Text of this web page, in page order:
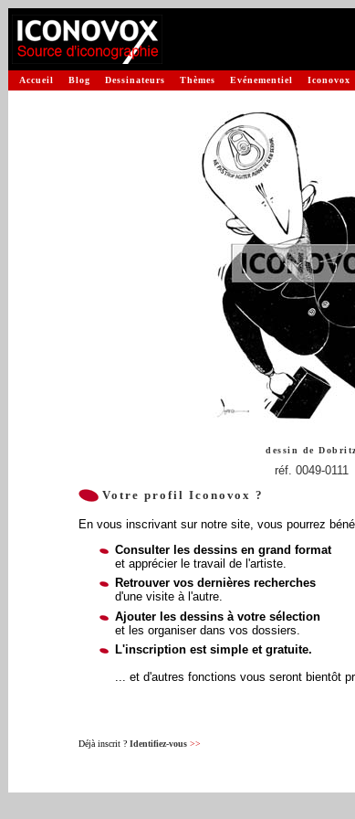
Accueil Blog Dessinateurs Thèmes Evénementiel Iconovox
dessin de
réf. 0049-0111
Votre profil Iconovox ?
En vous inscrivant sur notre site, vous pourrez
Consulter les dessins en grand format
et apprécier le travail de l'artiste.
Retrouver vos dernières recherches
d'une visite à l'autre.
Ajouter les dessins à votre sélection
et les organiser dans vos dossiers.
L'inscription est simple et gratuite.
... et d'autres fonctions vous seront bientôt
Déjà inscrit ? Identifiez-vous >>